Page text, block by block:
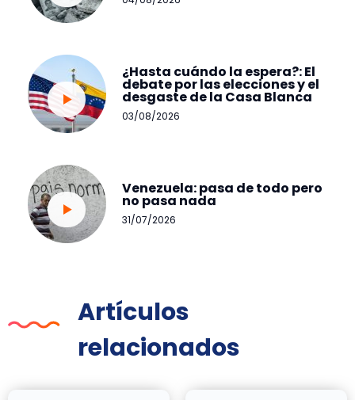
¿Hasta cuándo la espera?: El
debate por las elecciones y el
desgaste de la Casa Blanca
03/08/2026
Venezuela: pasa de todo pero
no pasa nada
31/07/2026
Artículos
relacionados